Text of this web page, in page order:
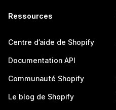
Ressources
Centre d’aide de Shopify
Documentation API
Communauté Shopify
Le blog de Shopify